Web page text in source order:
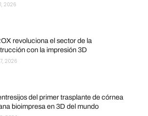
2026
revoluciona el sector de la
con la impresión 3D
2026
del primer trasplante de córnea
bioimpresa en 3D del mundo